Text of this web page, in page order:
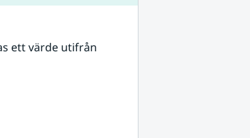
ett värde utifrån